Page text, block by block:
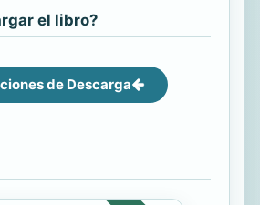
el libro?
de Descarga